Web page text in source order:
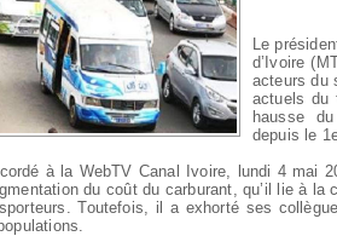
Le
d’Ivoire
acteurs du
actuels du
hausse
depuis le
à la WebTV Canal Ivoire, lundi 4 mai
du coût du carburant, qu’il lie à
Toutefois, il a exhorté ses